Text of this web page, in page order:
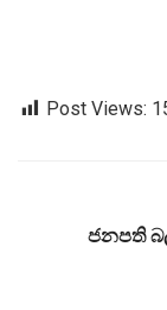
Post Views:
ජනපති